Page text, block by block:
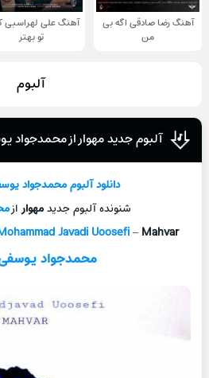
آهنگ رضا صادقی اگه بی
من
آهنگ علی لهراسبی
تو ‌بهتر
آلبوم
آلبوم جدید مهوار از محمدجواد
دانلود آلبوممحمدجواد
شنونده آلبوم جدیدمهواراز
Javadi Uoosefi– Mahvar
محمدجواد